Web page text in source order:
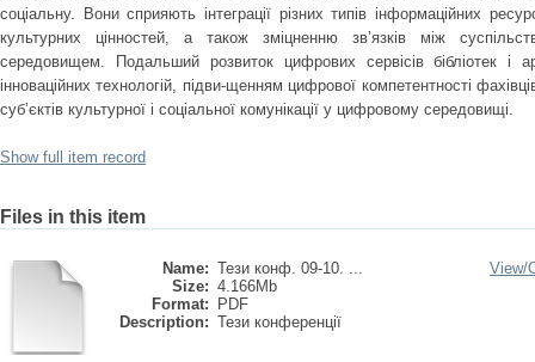
соціальну. Вони сприяють інтеграції різних типів інформаційних
культурних цінностей, а також зміцненню зв’язків між
середовищем. Подальший розвиток цифрових сервісів бібліотек і
інноваційних технологій, підви-щенням цифрової компетентності
суб’єктів культурної і соціальної комунікації у цифровому середовищі.
Show full item record
Files in this item
Name: Тези конф. 09-10. ...
Size: 4.166Mb
Format:
PDF
Description: Тези конференції
View/